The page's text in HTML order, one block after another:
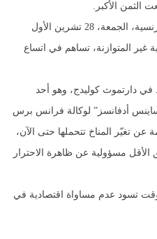
الثمن الأكبر.
الدراسة التي نشرتها وكالة الأنباء الفرنسية، الجمعة، 28 تشرين الأول
غير المتوازنة، تساهم في اتساع
في دارتموث كوليدج، وهو أحد
أدفانسز” لوكالة فرانس برس
عن تغيّر المناخ تتحملها حتى الآن،
مسؤولية عن ظاهرة الاحترار
تسود عدم مساواة اقتصادية في